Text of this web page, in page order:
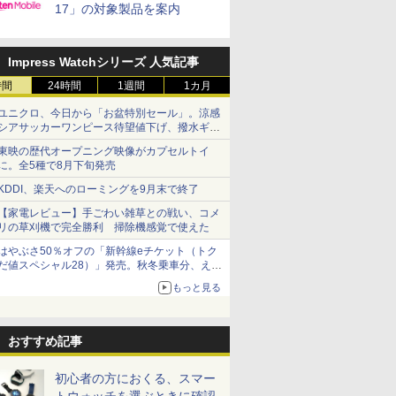
17」の対象製品を案内
Impress Watchシリーズ 人気記事
24時間 1週間 1カ月
ニクロ、今日から「お盆特別セール」。涼感
アサッカーワンピース待望値下げ、撥水ギア
ョーツは1990円に
映の歴代オープニング映像がカプセルトイ
。全5種で8月下旬発売
、楽天へのローミングを9月末で終了
家電レビュー】手ごわい雑草との戦い、コメ
の草刈機で完全勝利 掃除機感覚で使えた
やぶさ50％オフの「新幹線eチケット（トク
値スペシャル28）」発売。秋冬乗車分、えき
もっと見る
おすすめ記事
初心者の方におくる、スマー